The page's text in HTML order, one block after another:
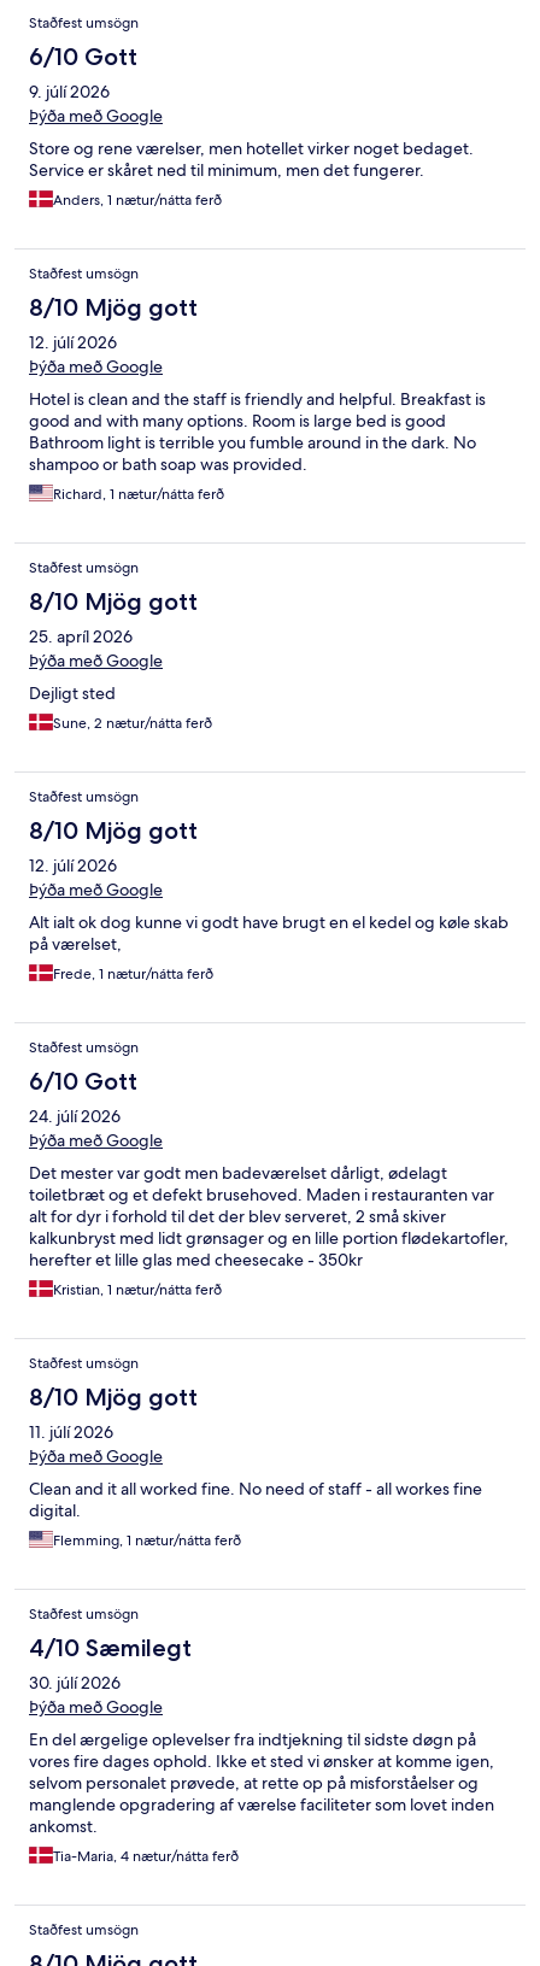
Staðfest umsögn
6/10 Gott
9. júlí 2026
Þýða með Google
Store og rene værelser, men hotellet virker noget bedaget.
Service er skåret ned til minimum, men det fungerer.
Anders, 1 nætur/nátta ferð
Staðfest umsögn
8/10 Mjög gott
12. júlí 2026
Þýða með Google
Hotel is clean and the staff is friendly and helpful. Breakfast is
good and with many options. Room is large bed is good
Bathroom light is terrible you fumble around in the dark. No
shampoo or bath soap was provided.
Richard, 1 nætur/nátta ferð
Staðfest umsögn
8/10 Mjög gott
25. apríl 2026
Þýða með Google
Dejligt sted
Sune, 2 nætur/nátta ferð
Staðfest umsögn
8/10 Mjög gott
12. júlí 2026
Þýða með Google
Alt ialt ok dog kunne vi godt have brugt en el kedel og køle skab
på værelset,
Frede, 1 nætur/nátta ferð
Staðfest umsögn
6/10 Gott
24. júlí 2026
Þýða með Google
Det mester var godt men badeværelset dårligt, ødelagt
toiletbræt og et defekt brusehoved. Maden i restauranten var
alt for dyr i forhold til det der blev serveret, 2 små skiver
kalkunbryst med lidt grønsager og en lille portion flødekartofler,
herefter et lille glas med cheesecake - 350kr
Kristian, 1 nætur/nátta ferð
Staðfest umsögn
8/10 Mjög gott
11. júlí 2026
Þýða með Google
Clean and it all worked fine. No need of staff - all workes fine
digital.
Flemming, 1 nætur/nátta ferð
Staðfest umsögn
4/10 Sæmilegt
30. júlí 2026
Þýða með Google
En del ærgelige oplevelser fra indtjekning til sidste døgn på
vores fire dages ophold. Ikke et sted vi ønsker at komme igen,
selvom personalet prøvede, at rette op på misforståelser og
manglende opgradering af værelse faciliteter som lovet inden
ankomst.
Tia-Maria, 4 nætur/nátta ferð
Staðfest umsögn